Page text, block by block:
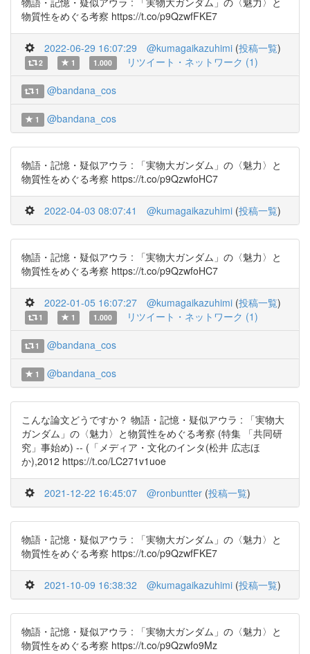
物質性をめぐる考察 https://t.co/p9QzwfFKE7
2022-06-29 16:07:29 @kumagaikazuhimi (投稿一覧)
2 1 1.000 リツイート・ネットワーク (1)
1 @bandana_cos
1 @bandana_cos
物語・記憶・疑似アウラ : 「実物大ガンダム」の〈魅力〉と
物質性をめぐる考察 https://t.co/p9QzwfoHC7
2022-04-03 08:07:41 @kumagaikazuhimi (投稿一覧)
物語・記憶・疑似アウラ : 「実物大ガンダム」の〈魅力〉と
物質性をめぐる考察 https://t.co/p9QzwfoHC7
2022-01-05 16:07:27 @kumagaikazuhimi (投稿一覧)
1 1 1.000 リツイート・ネットワーク (1)
1 @bandana_cos
1 @bandana_cos
こんな論文どうですか？ 物語・記憶・疑似アウラ : 「実物大
ガンダム」の〈魅力〉と物質性をめぐる考察 (特集 「共同研
究」事始め) -- (「メディア・文化のインタ(松井 広志ほ
か),2012 https://t.co/LC271v1uoe
2021-12-22 16:45:07 @ronbuntter (投稿一覧)
物語・記憶・疑似アウラ : 「実物大ガンダム」の〈魅力〉と
物質性をめぐる考察 https://t.co/p9QzwfFKE7
2021-10-09 16:38:32 @kumagaikazuhimi (投稿一覧)
物語・記憶・疑似アウラ : 「実物大ガンダム」の〈魅力〉と
物質性をめぐる考察 https://t.co/p9Qzwfo9Mz